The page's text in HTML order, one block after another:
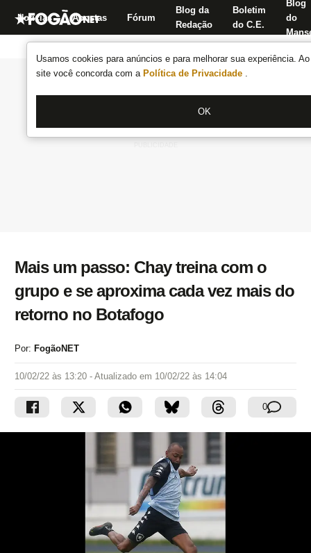
Usamos cookies para anúncios e para melhorar sua experiência.
site você concorda com a Política de Privacidade .
OK
Notícias Apostas Fórum
Blog da
Redação
Boletim
do C.E.
Blog
do
Mais um passo: Chay treina com o
grupo e se aproxima cada vez mais do
retorno no Botafogo
Por: FogãoNET
10/02/22 às 13:20 - Atualizado em 10/02/22 às 14:04
0